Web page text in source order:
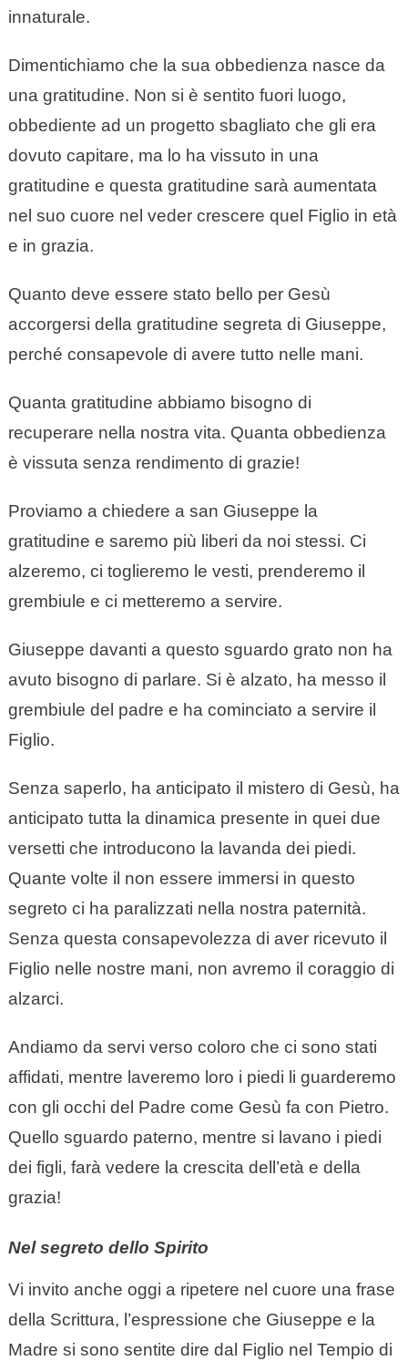
innaturale.
Dimentichiamo che la sua obbedienza nasce da
una gratitudine. Non si è sentito fuori luogo,
obbediente ad un progetto sbagliato che gli era
dovuto capitare, ma lo ha vissuto in una
gratitudine e questa gratitudine sarà aumentata
nel suo cuore nel veder crescere quel Figlio in età
e in grazia.
Quanto deve essere stato bello per Gesù
accorgersi della gratitudine segreta di Giuseppe,
perché consapevole di avere tutto nelle mani.
Quanta gratitudine abbiamo bisogno di
recuperare nella nostra vita. Quanta obbedienza
è vissuta senza rendimento di grazie!
Proviamo a chiedere a san Giuseppe la
gratitudine e saremo più liberi da noi stessi. Ci
alzeremo, ci toglieremo le vesti, prenderemo il
grembiule e ci metteremo a servire.
Giuseppe davanti a questo sguardo grato non ha
avuto bisogno di parlare. Si è alzato, ha messo il
grembiule del padre e ha cominciato a servire il
Figlio.
Senza saperlo, ha anticipato il mistero di Gesù, ha
anticipato tutta la dinamica presente in quei due
versetti che introducono la lavanda dei piedi.
Quante volte il non essere immersi in questo
segreto ci ha paralizzati nella nostra paternità.
Senza questa consapevolezza di aver ricevuto il
Figlio nelle nostre mani, non avremo il coraggio di
alzarci.
Andiamo da servi verso coloro che ci sono stati
affidati, mentre laveremo loro i piedi li guarderemo
con gli occhi del Padre come Gesù fa con Pietro.
Quello sguardo paterno, mentre si lavano i piedi
dei figli, farà vedere la crescita dell’età e della
grazia!
Nel segreto dello Spirito
Vi invito anche oggi a ripetere nel cuore una frase
della Scrittura, l’espressione che Giuseppe e la
Madre si sono sentite dire dal Figlio nel Tempio di